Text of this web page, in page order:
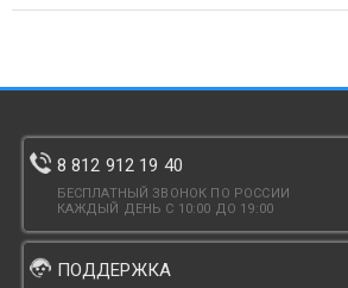
8 812 912 19 40
БЕСПЛАТНЫЙ ЗВОНОК ПО РОССИИ
КАЖДЫЙ ДЕНЬ С 10:00 ДО 19:00
ПОДДЕРЖКА